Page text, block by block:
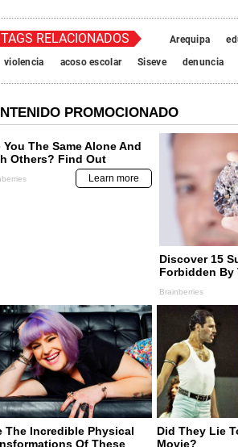
TAGS RELACIONADOS Arequipa
violencia
acoso escolar Siseve denuncia